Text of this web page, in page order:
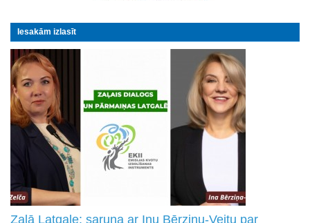
Iesakām izlasīt
Zaļā Latgale: saruna ar Inu Bērziņu-Veitu par